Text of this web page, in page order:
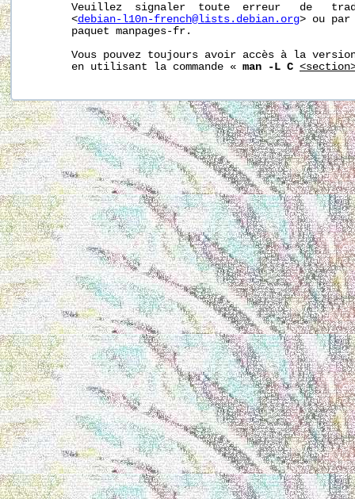
Veuillez  signaler  toute  erreur   de
       <
debian-l10n-french@lists.debian.org> ou par
       paquet manpages-fr.
Vous pouvez toujours avoir accès à la
       en utilisant la commande «
man -L C